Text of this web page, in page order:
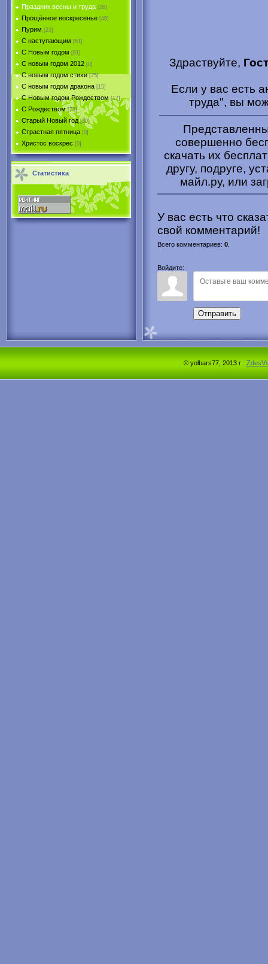
Праздник весны и труда [26]
Прощённое воскресенье [48]
Пурим [23]
C наступающим [51]
С Новым годом [61]
С новым годом 2012 [0]
С новым годом стихи [25]
С новым годом дракона [15]
C Новым годом Рождеством [17]
С Рождеством [73]
Старый Новый год [30]
Страстная пятница [0]
Христоc воскрес [0]
Статистика
Здраствуйте,
Если у вас есть
труда", вы
совершенно
скачать их
другу, подруге,
майл.ру, или
У вас есть что
свой комментарий!
Всего комментариев: 0
Войдите:
Отправить
© yolbars77, 2013 г